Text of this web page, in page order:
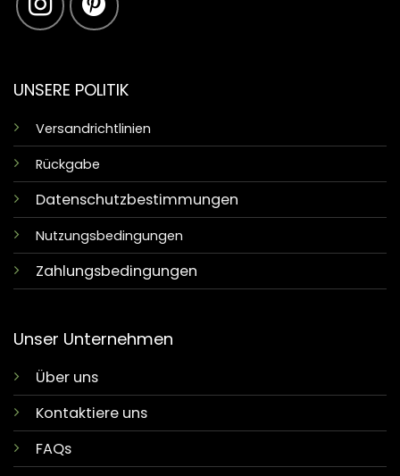
UNSERE POLITIK
Versandrichtlinien
Rückgabe
Datenschutzbestimmungen
Nutzungsbedingungen
Zahlungsbedingungen
Unser Unternehmen
Über uns
Kontaktiere uns
FAQs